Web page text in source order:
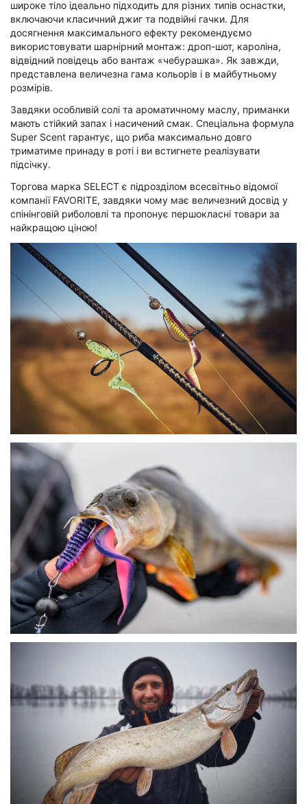
широке тіло ідеально підходить для різних типів оснастки,
включаючи класичний джиг та подвійні гачки. Для
досягнення максимального ефекту рекомендуємо
використовувати шарнірний монтаж: дроп-шот, кароліна,
відвідний повідець або вантаж «чебурашка». Як завжди,
представлена величезна гама кольорів і в майбутньому
розмірів.
Завдяки особливій солі та ароматичному маслу, приманки
мають стійкий запах і насичений смак. Спеціальна формула
Super Scent гарантує, що риба максимально довго
триматиме принаду в роті і ви встигнете реалізувати
підсічку.
Торгова марка SELECT є підрозділом всесвітньо відомої
компанії FAVORITE, завдяки чому має величезний досвід у
спінінговій риболовлі та пропонує першокласні товари за
найкращою ціною!